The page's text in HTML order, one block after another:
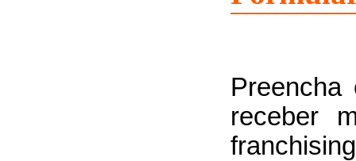
Preencha
receber